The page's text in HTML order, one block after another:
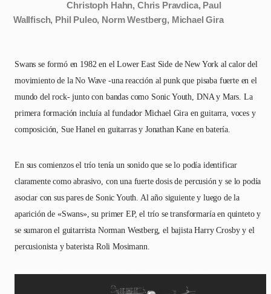
Christoph Hahn, Chris Pravdica, Paul
Wallfisch, Phil Puleo, Norm Westberg, Michael Gira
Swans se formó en 1982 en el Lower East Side de New York al calor del
movimiento de la No Wave -una reacción al punk que pisaba fuerte en el
mundo del rock- junto con bandas como Sonic Youth, DNA y Mars. La
primera formación incluía al fundador Michael Gira en guitarra, voces y
composición, Sue Hanel en guitarras y Jonathan Kane en batería.
En sus comienzos el trío tenía un sonido que se lo podía identificar
claramente como abrasivo, con una fuerte dosis de percusión y se lo podía
asociar con sus pares de Sonic Youth. Al año siguiente y luego de la
aparición de «Swans», su primer EP, el trío se transformaría en quinteto y
se sumaron el guitarrista Norman Westberg, el bajista Harry Crosby y el
percusionista y baterista Roli Mosimann.